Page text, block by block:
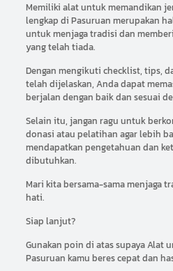
Memiliki alat untuk memandikan
lengkap di Pasuruan merupakan
untuk menjaga tradisi dan
yang telah tiada.
Dengan mengikuti checklist, tips,
telah dijelaskan, Anda dapat
berjalan dengan baik dan sesuai
Selain itu, jangan ragu untuk
donasi atau pelatihan agar lebih
mendapatkan pengetahuan dan
dibutuhkan.
Mari kita bersama-sama menjaga
hati.
Siap lanjut?
Gunakan poin di atas supaya Alat
Pasuruan kamu beres cepat dan